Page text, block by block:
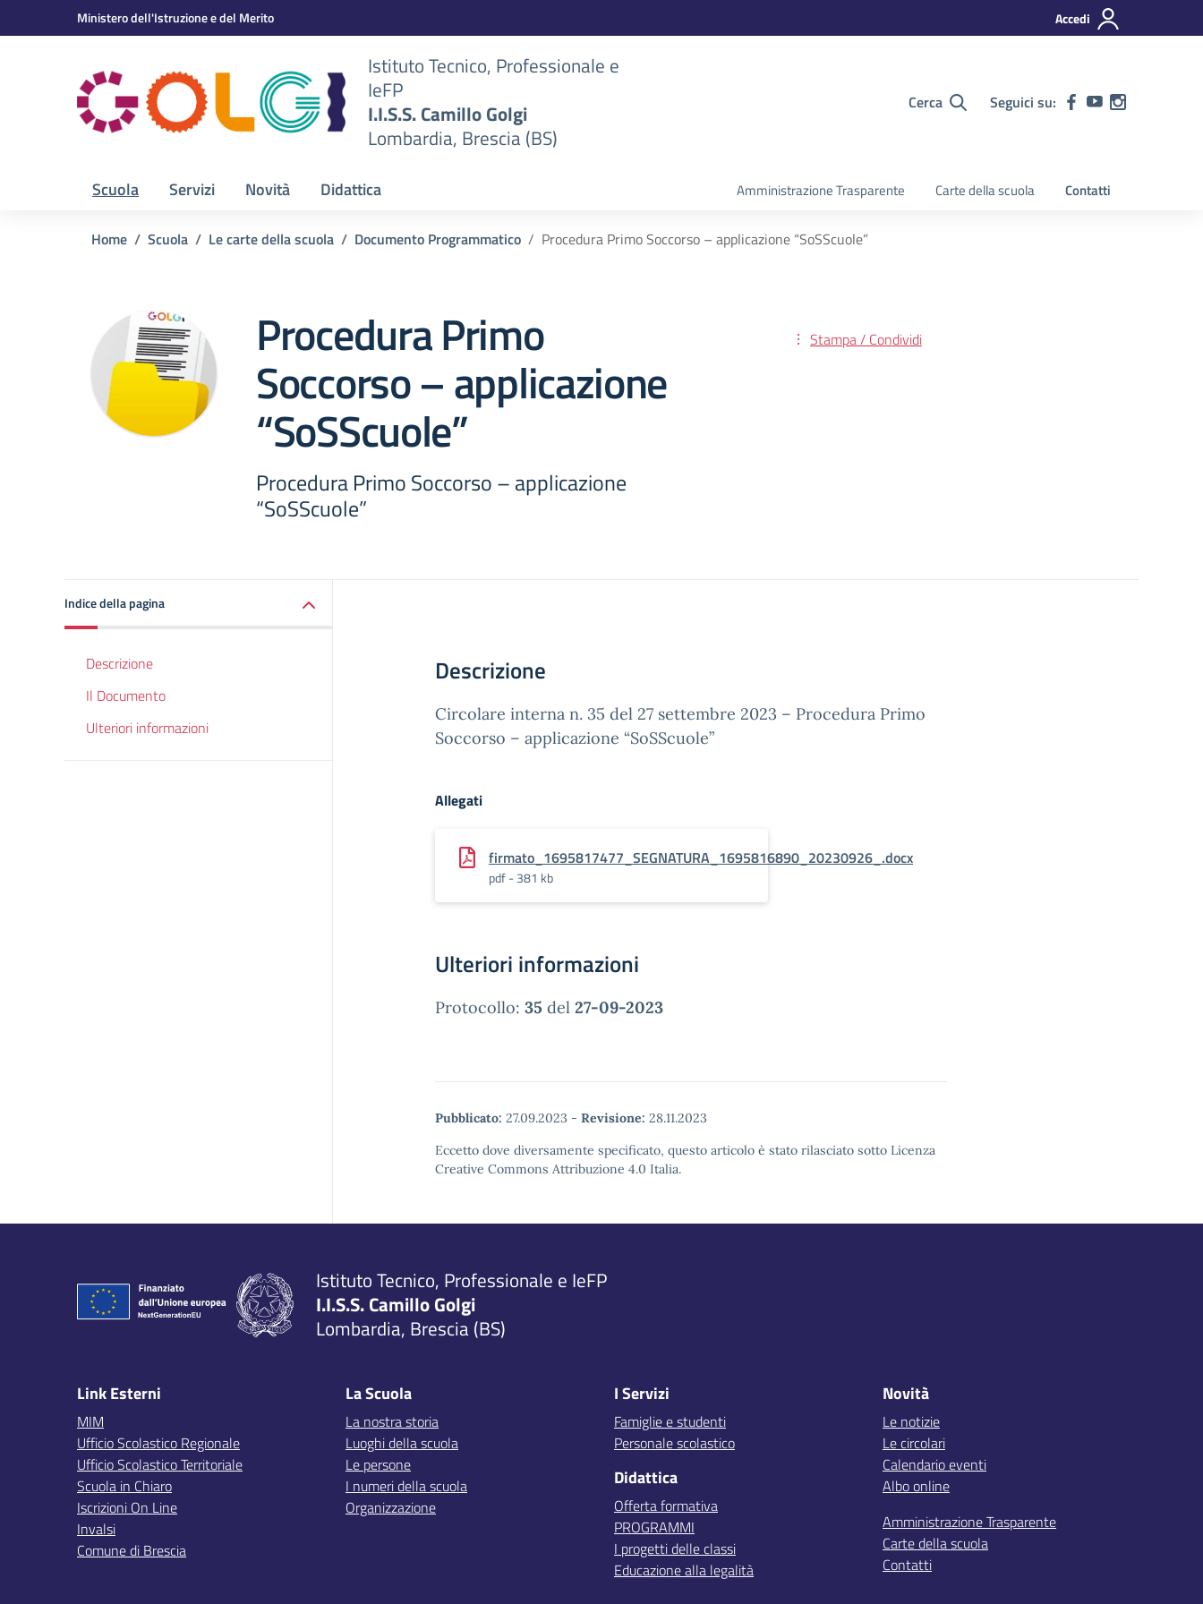
Vai ai contenuti
Vai al menu di navigazioneMinistero dell'Istruzione e del Merito Accedi
Istituto Tecnico, Professionale e
IeFP
I.I.S.S. Camillo Golgi
Lombardia, Brescia (BS)
Cerca Seguici su:
Scuola Servizi Novità Didattica Amministrazione Trasparente Carte della scuola Contatti
Home Scuola Le carte della scuola Documento Programmatico Procedura Primo Soccorso – applicazione “SoSScuole”
Procedura Primo
Soccorso – applicazione
“SoSScuole”
Procedura Primo Soccorso – applicazione
“SoSScuole”
Stampa / Condividi
Indice della pagina
Descrizione
Il Documento
Ulteriori informazioni
Descrizione
Circolare interna n. 35 del 27 settembre 2023 – Procedura Primo
Soccorso – applicazione “SoSScuole”
Allegati
firmato_1695817477_SEGNATURA_1695816890_20230926_.docx
pdf - 381 kb
Ulteriori informazioni
Protocollo: 35 del 27-09-2023
Pubblicato: 27.09.2023 - Revisione: 28.11.2023
Eccetto dove diversamente specificato, questo articolo è stato rilasciato sotto Licenza
Creative Commons Attribuzione 4.0 Italia.
Istituto Tecnico, Professionale e IeFP
I.I.S.S. Camillo Golgi
Lombardia, Brescia (BS)
Link Esterni
MIM
Ufficio Scolastico Regionale
Ufficio Scolastico Territoriale
Scuola in Chiaro
Iscrizioni On Line
Invalsi
Comune di Brescia
La Scuola
La nostra storia
Luoghi della scuola
Le persone
I numeri della scuola
Organizzazione
I Servizi
Famiglie e studenti
Personale scolastico
Didattica
Offerta formativa
PROGRAMMI
I progetti delle classi
Educazione alla legalità
Novità
Le notizie
Le circolari
Calendario eventi
Albo online
Amministrazione Trasparente
Carte della scuola
Contatti